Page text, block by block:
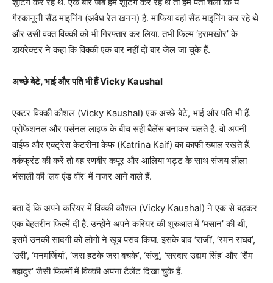
गैरकानूनी सैंड माइनिंग (अवैध रेत खनन) है. माफिया वहां सैंड माइनिंग कर रहे थे
और उसी वक्त विक्की को भी गिरफ्तार कर लिया. तभी फिल्म ‘हरामखोर’ के
डायरेक्टर ने कहा कि विक्की एक बार नहीं दो बार जेल जा चुके हैं.
अच्छे बेटे, भाई और पति भी हैं Vicky Kaushal
एक्टर विक्की कौशल (Vicky Kaushal) एक अच्छे बेटे, भाई और पति भी हैं.
प्रोफेशनल और पर्सनल लाइफ के बीच सही बैलेंस बनाकर चलते हैं. वो अपनी
वाईफ और एक्ट्रेस केटरीना केफ (Katrina Kaif) का काफी ख्याल रखते हैं.
वर्कफ्रंट की करें तो वह रणबीर कपूर और आलिया भट्ट के साथ संजय लीला
भंसाली की ‘लव एंड वॉर’ में नजर आने वाले हैं.
बता दें कि अपने करियर में विक्की कौशल (Vicky Kaushal) ने एक से बढ़कर
एक बेहतरीन फिल्में दी है. उन्होंने अपने करियर की शुरुआत में ‘मसान’ की थी,
इसमें उनकी सादगी को लोगों ने खूब पसंद किया. इसके बाद ‘राजी’, ‘रमन राघव’,
‘उरी’, ‘मनमर्जियां’, ‘जरा हटके जरा बचके’, ‘संजू’, ‘सरदार उद्यम सिंह’ और ‘सैम
बहादुर’ जैसी फिल्मों में विक्की अपना टैलेंट दिखा चुके हैं.